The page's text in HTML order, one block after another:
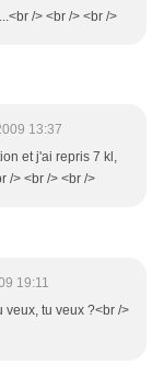
/> <br /> <br />
13:37
et j'ai repris 7 kl,
/> <br /> <br />
19:11
veux, tu veux ?<br />